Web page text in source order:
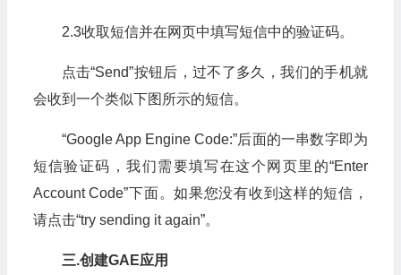
2.3收取短信并在网页中填写短信中的验证码。
点击“Send”按钮后，过不了多久，我们的手机就
会收到一个类似下图所示的短信。
“Google App Engine Code:”后面的一串数字即为
短信验证码，我们需要填写在这个网页里的“Enter
Account Code”下面。如果您没有收到这样的短信，
请点击“try sending it again”。
三.创建GAE应用